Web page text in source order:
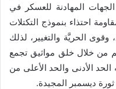
المهادنة للعسكر في
احتذاء بنموذج التكتلات
الحريَّة والتغيير، لذلك
من خلال خلق مواثيق تجمع
الأدنى والحد الأعلى من
ديسمبر المجيدة.